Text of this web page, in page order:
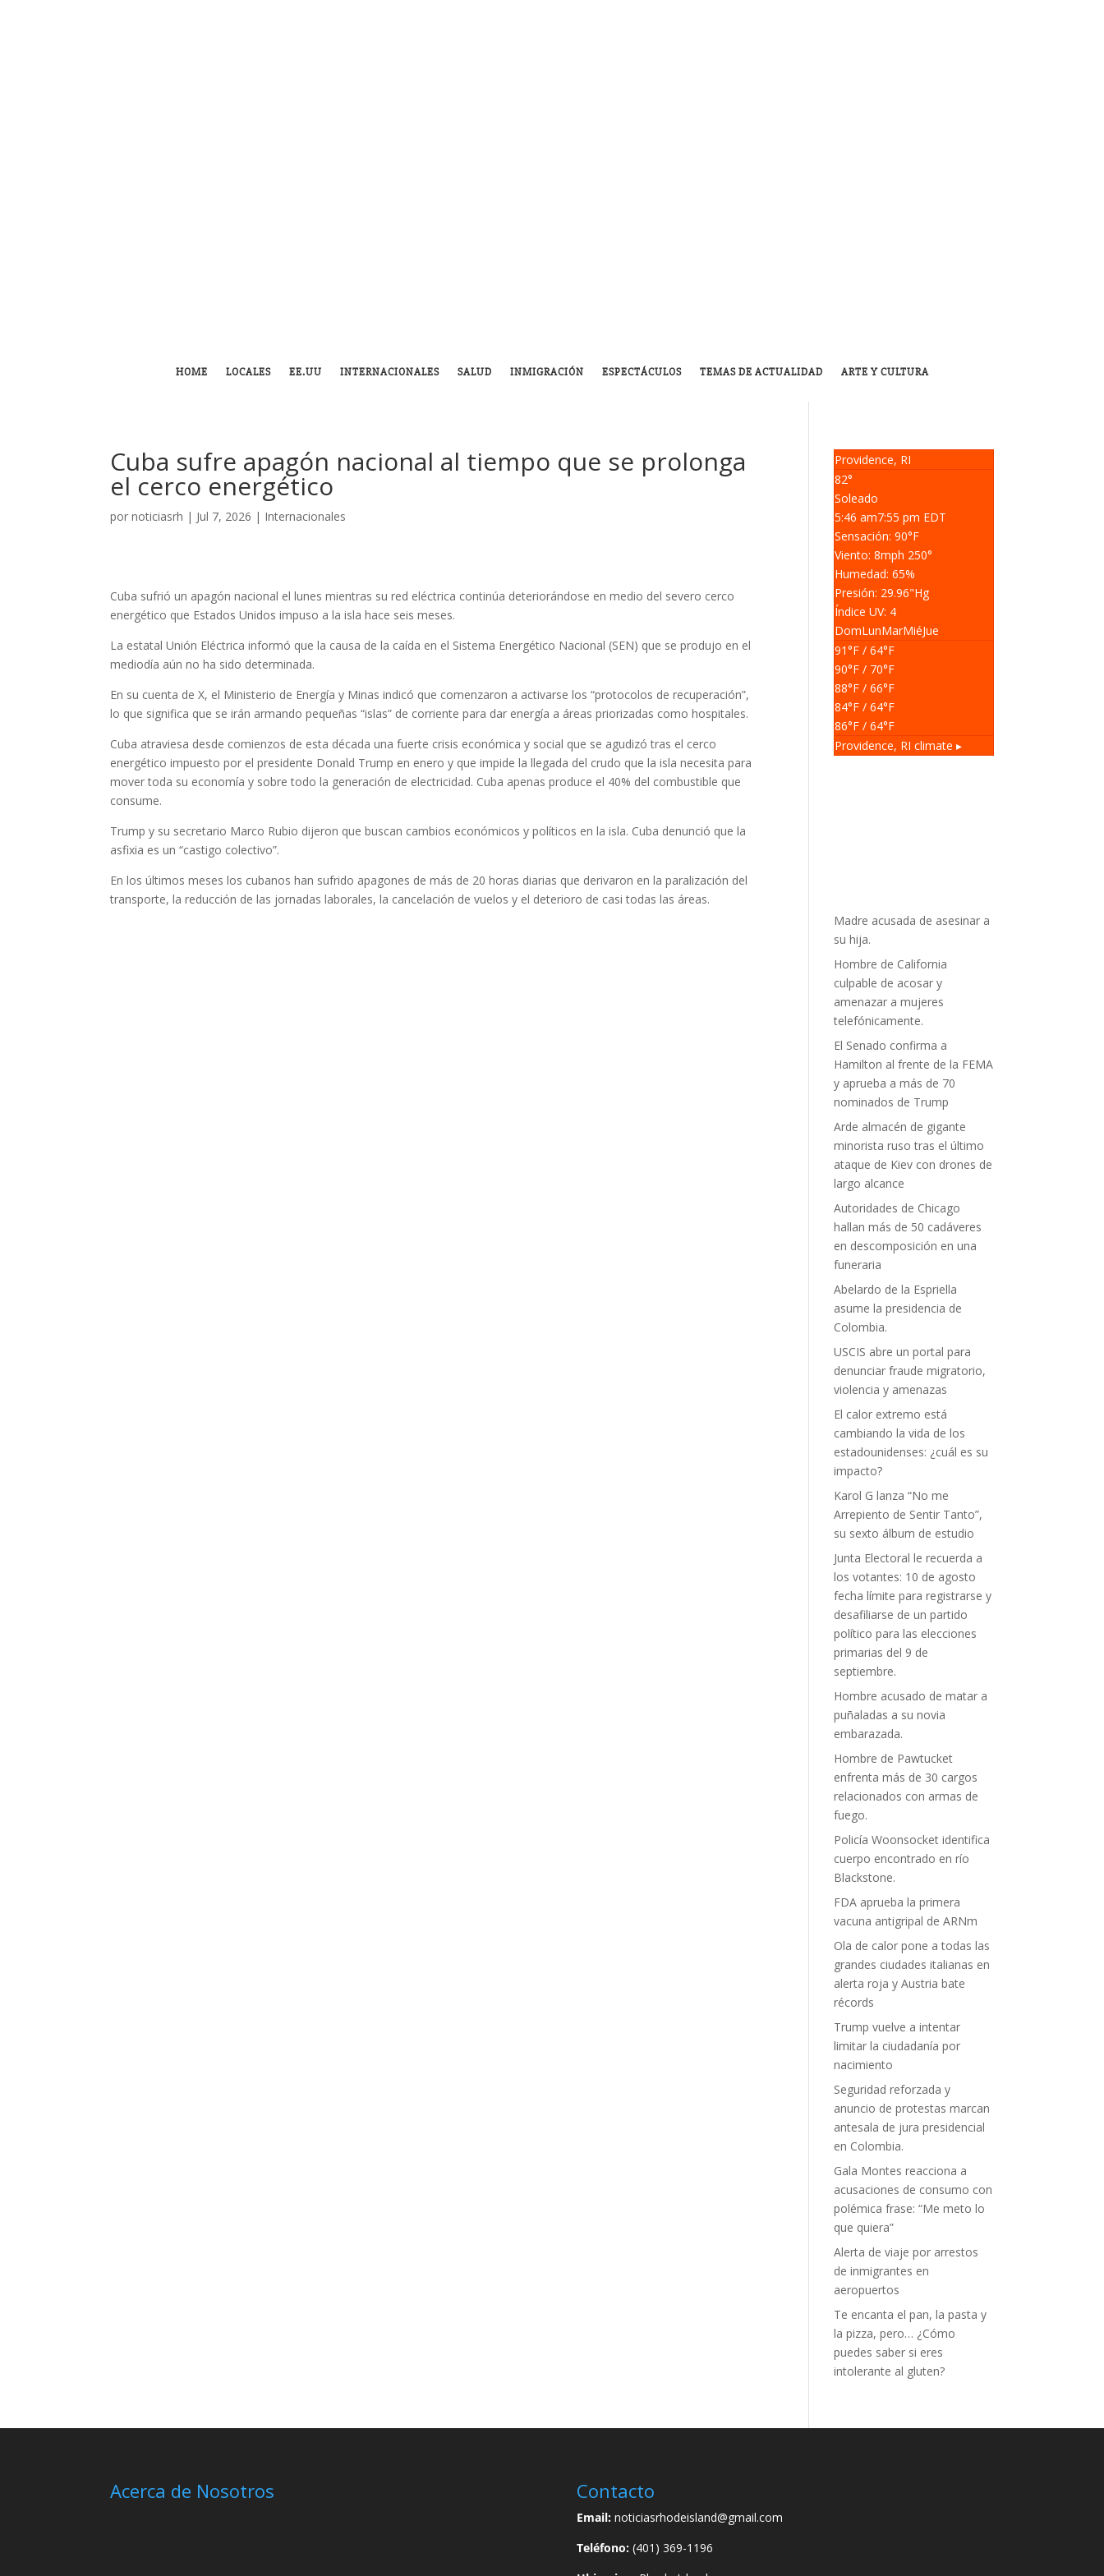
HOME LOCALES EE.UU INTERNACIONALES SALUD INMIGRACIÓN ESPECTÁCULOS TEMAS DE ACTUALIDAD ARTE Y CULTURA
Cuba sufre apagón nacional al tiempo que se prolonga
el cerco energético
pornoticiasrh | Jul 7, 2026 | Internacionales
Cuba sufrió un apagón nacional el lunes mientras su red eléctrica continúa deteriorándose en medio del severo cerco
energético que Estados Unidos impuso a la isla hace seis meses.
La estatal Unión Eléctrica informó que la causa de la caída en el Sistema Energético Nacional (SEN) que se produjo en el
mediodía aún no ha sido determinada.
En su cuenta de X, el Ministerio de Energía y Minas indicó que comenzaron a activarse los “protocolos de recuperación”,
lo que significa que se irán armando pequeñas “islas” de corriente para dar energía a áreas priorizadas como hospitales.
Cuba atraviesa desde comienzos de esta década una fuerte crisis económica y social que se agudizó tras el cerco
energético impuesto por el presidente Donald Trump en enero y que impide la llegada del crudo que la isla necesita para
mover toda su economía y sobre todo la generación de electricidad. Cuba apenas produce el 40% del combustible que
consume.
Trump y su secretario Marco Rubio dijeron que buscan cambios económicos y políticos en la isla. Cuba denunció que la
asfixia es un“castigo colectivo”.
En los últimos meses los cubanos han sufrido apagones de más de 20 horas diarias que derivaron en la paralización del
transporte, la reducción de las jornadas laborales, la cancelación de vuelos y el deterioro de casi todas las áreas.
Providence, RI
82°
Soleado
5:46 am7:55 pm EDT
Sensación: 90°F
Viento: 8mph 250°
Humedad: 65%
Presión: 29.96"Hg
Índice UV: 4
DomLunMarMiéJue
91°F / 64°F
90°F / 70°F
88°F / 66°F
84°F / 64°F
86°F / 64°F
Providence, RI climate ▸
Madre acusada de asesinar a
su hija.
Hombre de California
culpable de acosar y
amenazar a mujeres
telefónicamente.
El Senado confirma a
Hamilton al frente de la FEMA
y aprueba a más de 70
nominados de Trump
Arde almacén de gigante
minorista ruso tras el último
ataque de Kiev con drones de
largo alcance
Autoridades de Chicago
hallan más de 50 cadáveres
en descomposición en una
funeraria
Abelardo de la Espriella
asume la presidencia de
Colombia.
USCIS abre un portal para
denunciar fraude migratorio,
violencia y amenazas
El calor extremo está
cambiando la vida de los
estadounidenses: ¿cuál es su
impacto?
Karol G lanza “No me
Arrepiento de Sentir Tanto”,
su sexto álbum de estudio
Junta Electoral le recuerda a
los votantes: 10 de agosto
fecha límite para registrarse y
desafiliarse de un partido
político para las elecciones
primarias del 9 de
septiembre.
Hombre acusado de matar a
puñaladas a su novia
embarazada.
Hombre de Pawtucket
enfrenta más de 30 cargos
relacionados con armas de
fuego.
Policía Woonsocket identifica
cuerpo encontrado en río
Blackstone.
FDA aprueba la primera
vacuna antigripal de ARNm
Ola de calor pone a todas las
grandes ciudades italianas en
alerta roja y Austria bate
récords
Trump vuelve a intentar
limitar la ciudadanía por
nacimiento
Seguridad reforzada y
anuncio de protestas marcan
antesala de jura presidencial
en Colombia.
Gala Montes reacciona a
acusaciones de consumo con
polémica frase: “Me meto lo
que quiera”
Alerta de viaje por arrestos
de inmigrantes en
aeropuertos
Te encanta el pan, la pasta y
la pizza, pero… ¿Cómo
puedes saber si eres
intolerante al gluten?
Acerca de Nosotros Contacto
Email:noticiasrhodeisland@gmail.com
Teléfono:(401) 369-1196